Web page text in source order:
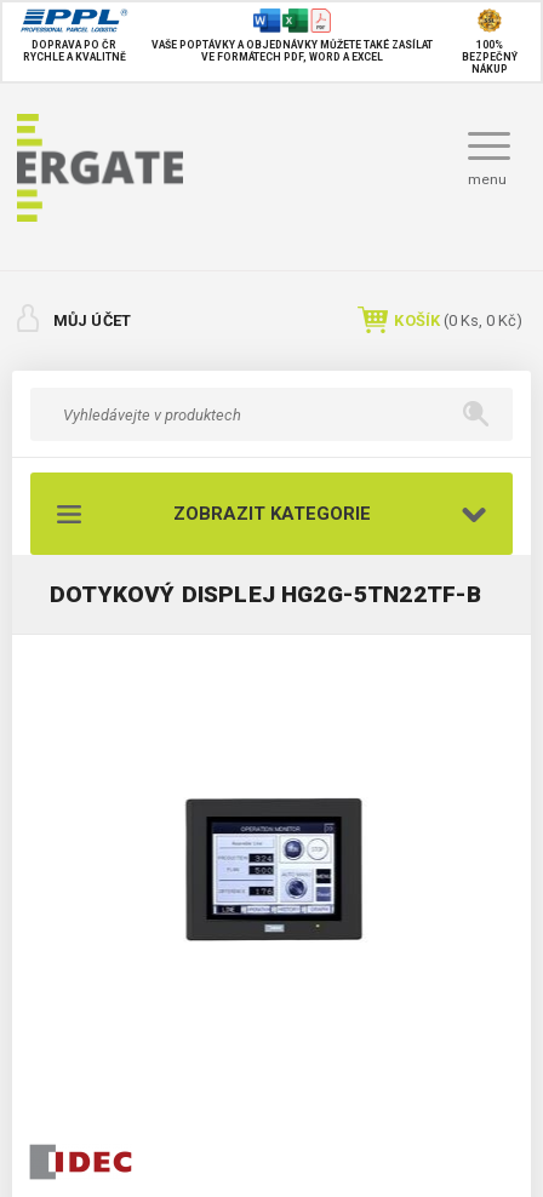
DOPRAVA PO ČR
RYCHLE A KVALITNĚ
VAŠE POPTÁVKY A OBJEDNÁVKY MŮŽETE TAKÉ ZASÍLAT
VE FORMÁTECH PDF, WORD A EXCEL
100%
BEZPEČNÝ
NÁKUP
menu
MŮJ ÚČET KOŠÍK (0 Ks, 0 Kč)
ZOBRAZIT KATEGORIE
DOTYKOVÝ DISPLEJ HG2G-5TN22TF-B